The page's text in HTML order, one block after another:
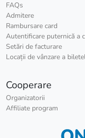
FAQs
Admitere
Rambursare card
Autentificare puternică a
Setări de facturare
Locații de vânzare a
Cooperare
Organizatorii
Affiliate program